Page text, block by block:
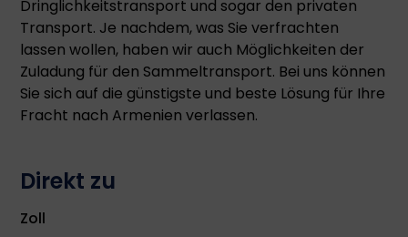
Dringlichkeitstransport und sogar den privaten
Transport. Je nachdem, was Sie verfrachten
lassen wollen, haben wir auch Möglichkeiten der
Zuladung für den Sammeltransport. Bei uns können
Sie sich auf die günstigste und beste Lösung für Ihre
Fracht nach Armenien verlassen.
Direkt zu
Zoll